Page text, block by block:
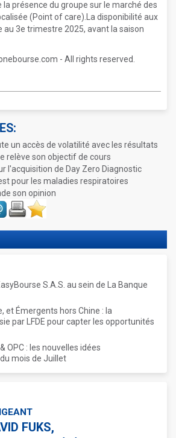
présence du groupe sur le marché des
(Point of care).La disponibilité aux
au 3e trimestre 2025, avant la saison
- All rights reserved.
un accès de volatilité avec les résultats
relève son objectif de cours
l'acquisition de Day Zero Diagnostic
pour les maladies respiratoires
son opinion
ImprimerFavoris
S.A.S. au sein de La Banque
et Émergents hors Chine : la
par LFDE pour capter les opportunités
OPC : les nouvelles idées
mois de Juillet
FUKS,